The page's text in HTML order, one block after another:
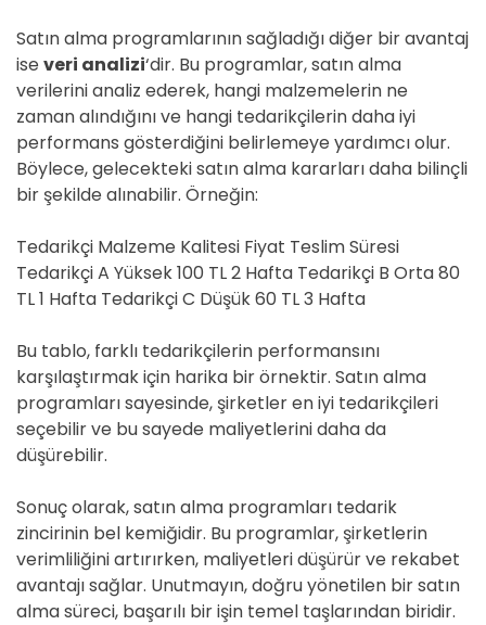
Satın alma programlarının sağladığı diğer bir avantaj
ise veri analizi‘dir. Bu programlar, satın alma
verilerini analiz ederek, hangi malzemelerin ne
zaman alındığını ve hangi tedarikçilerin daha iyi
performans gösterdiğini belirlemeye yardımcı olur.
Böylece, gelecekteki satın alma kararları daha bilinçli
bir şekilde alınabilir. Örneğin:
Tedarikçi Malzeme Kalitesi Fiyat Teslim Süresi
Tedarikçi A Yüksek 100 TL 2 Hafta Tedarikçi B Orta 80
TL 1 Hafta Tedarikçi C Düşük 60 TL 3 Hafta
Bu tablo, farklı tedarikçilerin performansını
karşılaştırmak için harika bir örnektir. Satın alma
programları sayesinde, şirketler en iyi tedarikçileri
seçebilir ve bu sayede maliyetlerini daha da
düşürebilir.
Sonuç olarak, satın alma programları tedarik
zincirinin bel kemiğidir. Bu programlar, şirketlerin
verimliliğini artırırken, maliyetleri düşürür ve rekabet
avantajı sağlar. Unutmayın, doğru yönetilen bir satın
alma süreci, başarılı bir işin temel taşlarından biridir.